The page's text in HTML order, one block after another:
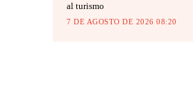
al turismo
7 DE AGOSTO DE 2026 08:20